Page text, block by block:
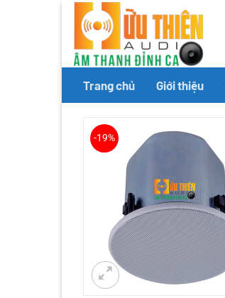
Chuyển
dung
Trang chủ Giới thiệu
-19%